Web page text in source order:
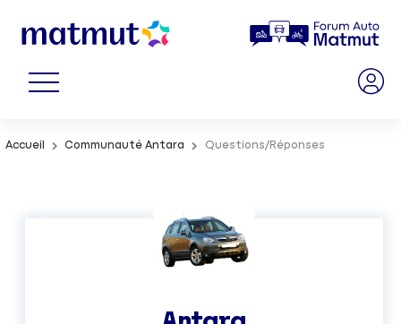
Accueil Communauté Antara Questions/Réponses